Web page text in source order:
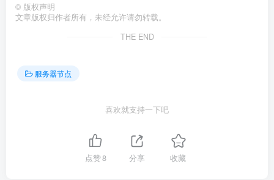
© 版权声明
文章版权归作者所有，未经允许请勿转载。
THE END
服务器节点
喜欢就支持一下吧
点赞8 分享 收藏